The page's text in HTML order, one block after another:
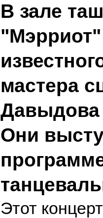
В зале
"Мэрриот"
мастера
Давыдова
Они
Этот